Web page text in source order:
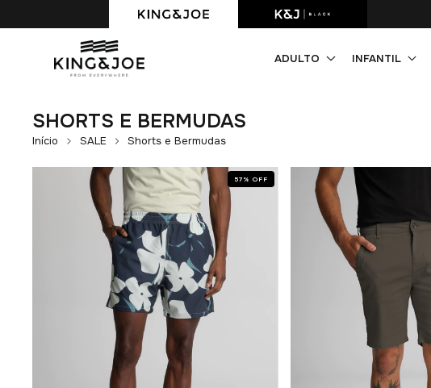
Frete Grátis em compras acima de R$349,90*
ADULTO INFANTIL
SHORTS E BERMUDAS
Início SALE Shorts e Bermudas
57 % OFF